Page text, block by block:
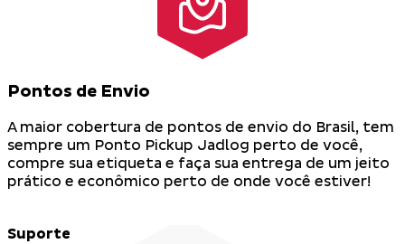
Pontos de Envio
A maior cobertura de pontos de envio do Brasil, tem
sempre um Ponto Pickup Jadlog perto de você,
compre sua etiqueta e faça sua entrega de um jeito
prático e econômico perto de onde você estiver!
Suporte